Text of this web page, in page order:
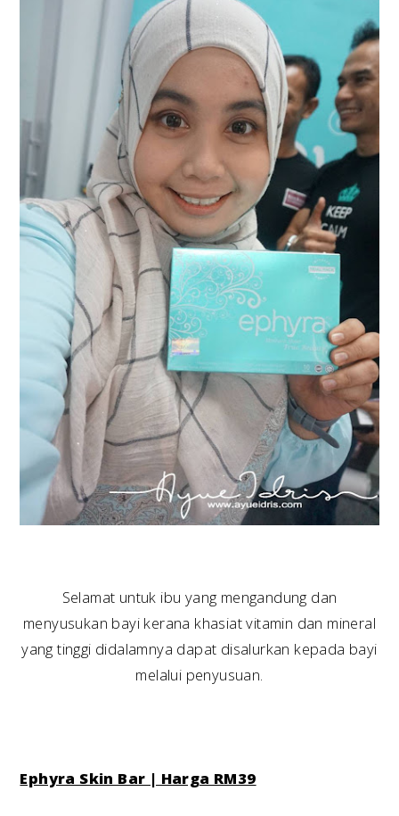
Selamat untuk ibu yang mengandung dan
menyusukan bayi kerana khasiat vitamin dan mineral
yang tinggi didalamnya dapat disalurkan kepada bayi
melalui penyusuan.
Ephyra Skin Bar | Harga RM39